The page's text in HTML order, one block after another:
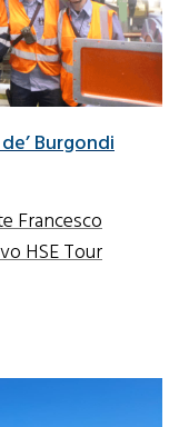
Burgondi
Francesco
HSE Tour